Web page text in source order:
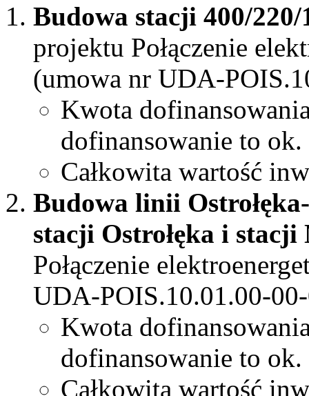
Budowa stacji 400/220/
projektu Połączenie
(umowa nr UDA-
Kwota
dofinansowanie to ok.
Całkowita wartość
Budowa linii
stacji Ostrołęka i stacji
Połączenie
UDA-POIS.10.01.00-
Kwota
dofinansowanie to ok.
Całkowita wartość